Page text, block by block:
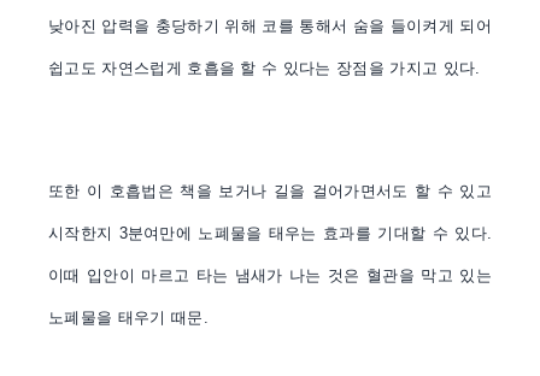
낮아진 압력을 충당하기 위해 코를 통해서 숨을 들이켜게 되어
쉽고도 자연스럽게 호흡을 할 수 있다는 장점을 가지고 있다.
또한 이 호흡법은 책을 보거나 길을 걸어가면서도 할 수 있고
시작한지 3분여만에 노폐물을 태우는 효과를 기대할 수 있다.
이때 입안이 마르고 타는 냄새가 나는 것은 혈관을 막고 있는
노폐물을 태우기 때문 .